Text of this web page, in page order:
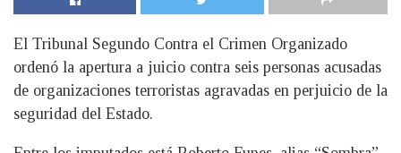
El Tribunal Segundo Contra el Crimen Organizado
ordenó la apertura a juicio contra seis personas acusadas
de organizaciones terroristas agravadas en perjuicio de la
seguridad del Estado.